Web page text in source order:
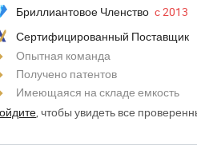
Бриллиантовое Членство с 2013
Сертифицированный Поставщик
Опытная команда
Получено патентов
Имеющаяся на складе емкость
, чтобы увидеть все